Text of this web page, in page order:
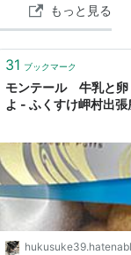
は? 今年の初め
チシュー」 ご
もっと見る
31 ブックマーク
モンテール 牛乳と
よ - ふくすけ岬村出張